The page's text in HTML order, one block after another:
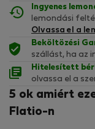
Ingyenes
lemondási
Olvassa el a
Beköltözési
szállást, ha az
Hitelesített
olvassa el a
5 ok amiért
Flatio-n